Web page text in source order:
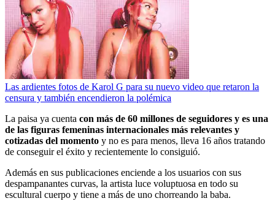
Las ardientes fotos de Karol G para su nuevo video que retaron la
censura y también encendieron la polémica
La paisa ya cuenta con más de 60 millones de seguidores y es una
de las figuras femeninas internacionales más relevantes y
cotizadas del momento y no es para menos, lleva 16 años tratando
de conseguir el éxito y recientemente lo consiguió.
Además en sus publicaciones enciende a los usuarios con sus
despampanantes curvas, la artista luce voluptuosa en todo su
escultural cuerpo y tiene a más de uno chorreando la baba.